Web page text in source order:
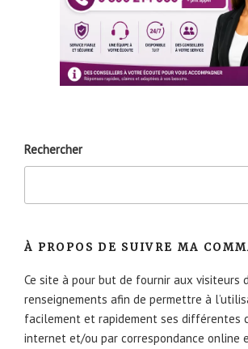
Rechercher
À PROPOS DE SUIVRE MA
Ce site à pour but de fournir aux visiteurs
renseignements afin de permettre à
facilement et rapidement ses différentes
internet et/ou par correspondance online